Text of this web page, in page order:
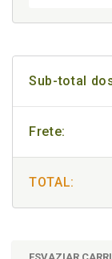
Sub-total
Frete:
TOTAL: